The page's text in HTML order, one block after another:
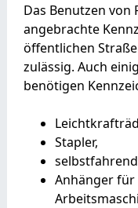
Das Benutzen von
angebrachte
öffentlichen
zulässig. Auch
benötigen
Stapler,
Anhänger für